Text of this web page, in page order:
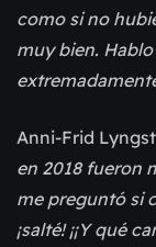
como si no
muy bien.
Anni-Frid
en 2018 fueron
me preguntó si
¡salté! ¡¡Y qué